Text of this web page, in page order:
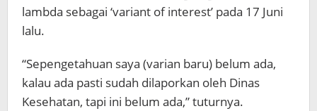
lambda sebagai ‘variant of interest’ pada 17 Juni
lalu.
“Sepengetahuan saya (varian baru) belum ada,
kalau ada pasti sudah dilaporkan oleh Dinas
Kesehatan, tapi ini belum ada,” tuturnya.